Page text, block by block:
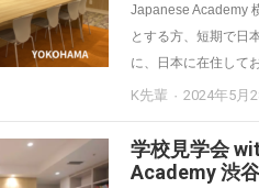
Japanese Academy
とする方、短期で日
に、日本に在住して
K先輩 2024年5月
学校見学会
Academy 渋